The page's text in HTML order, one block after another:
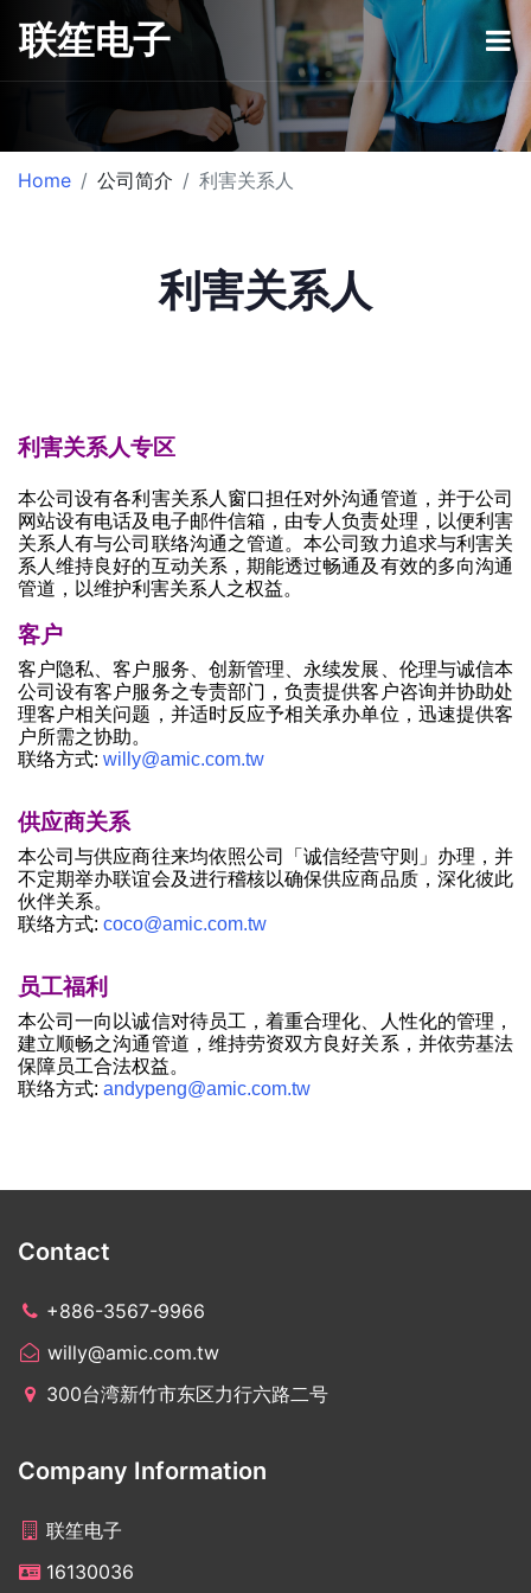
联笙电子
Home 公司简介 利害关系人
利害关系人
利害关系人专区
本公司设有各利害关系人窗口担任对外沟通管道，并于公司
网站设有电话及电子邮件信箱，由专人负责处理，以便利害
关系人有与公司联络沟通之管道。本公司致力追求与利害关
系人维持良好的互动关系，期能透过畅通及有效的多向沟通
管道，以维护利害关系人之权益。
客户
客户隐私、客户服务、创新管理、永续发展、伦理与诚信本
公司设有客户服务之专责部门，负责提供客户咨询并协助处
理客户相关问题，并适时反应予相关承办单位，迅速提供客
户所需之协助。
联络方式: willy@amic.com.tw
供应商关系
本公司与供应商往来均依照公司「诚信经营守则」办理，并
不定期举办联谊会及进行稽核以确保供应商品质，深化彼此
伙伴关系。
联络方式: coco@amic.com.tw
员工福利
本公司一向以诚信对待员工，着重合理化、人性化的管理，
建立顺畅之沟通管道，维持劳资双方良好关系，并依劳基法
保障员工合法权益。
联络方式: andypeng@amic.com.tw
Contact
+886-3567-9966
willy@amic.com.tw
300台湾新竹市东区力行六路二号
Company Information
联笙电子
16130036